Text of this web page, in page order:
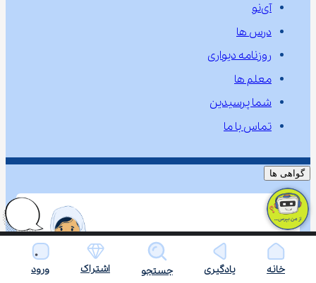
آی‌نو
درس ها
روزنامه دیواری
معلم ها
شما پرسیدین
تماس با ما
گواهی ها
خانه یادگیری جستجو اشتراک ورود